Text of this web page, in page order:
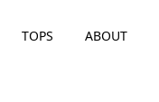
TOPS ABOUT